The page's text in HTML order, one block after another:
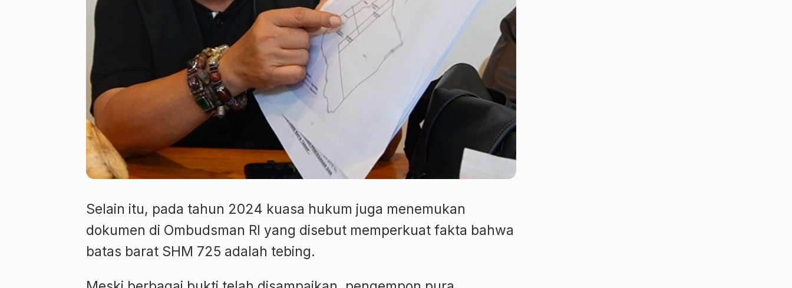
Selain itu, pada tahun 2024 kuasa hukum juga menemukan
dokumen di Ombudsman RI yang disebut memperkuat fakta bahwa
batas barat SHM 725 adalah tebing.